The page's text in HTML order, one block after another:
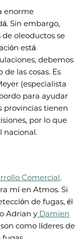
enorme
Sin embargo,
de oleoductos se
está
debemos
las cosas. Es
(especialista
para ayudar
provincias tienen
por lo que
nacional.
Comercial,
mí en Atmos. Si
de fugas, él
Adrian y Damien
son como líderes de